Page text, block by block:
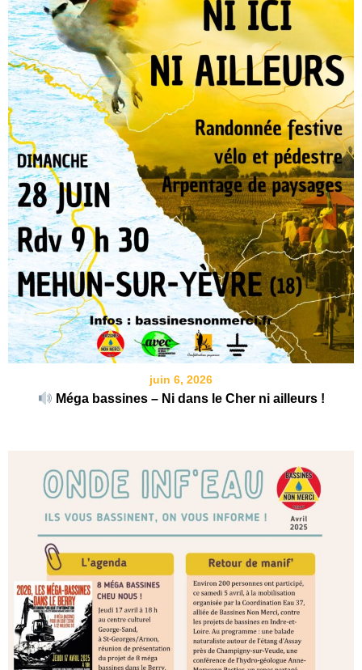
juin 6, 2026
Méga bassines – Ni dans le Cher ni ailleurs !